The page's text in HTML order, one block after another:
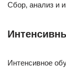
Сбор, анализ и
Интенсивное